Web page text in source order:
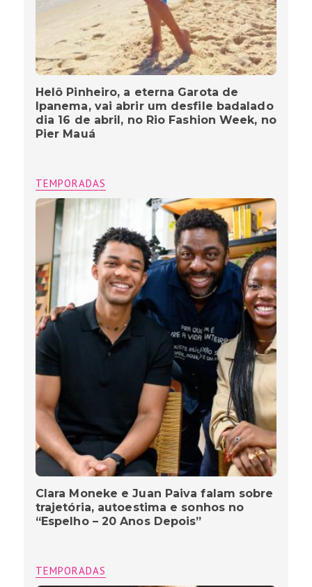
Helô Pinheiro, a eterna Garota de
Ipanema, vai abrir um desfile badalado
dia 16 de abril, no Rio Fashion Week, no
Pier Mauá
TEMPORADAS
Clara Moneke e Juan Paiva falam sobre
trajetória, autoestima e sonhos no
“Espelho – 20 Anos Depois”
TEMPORADAS